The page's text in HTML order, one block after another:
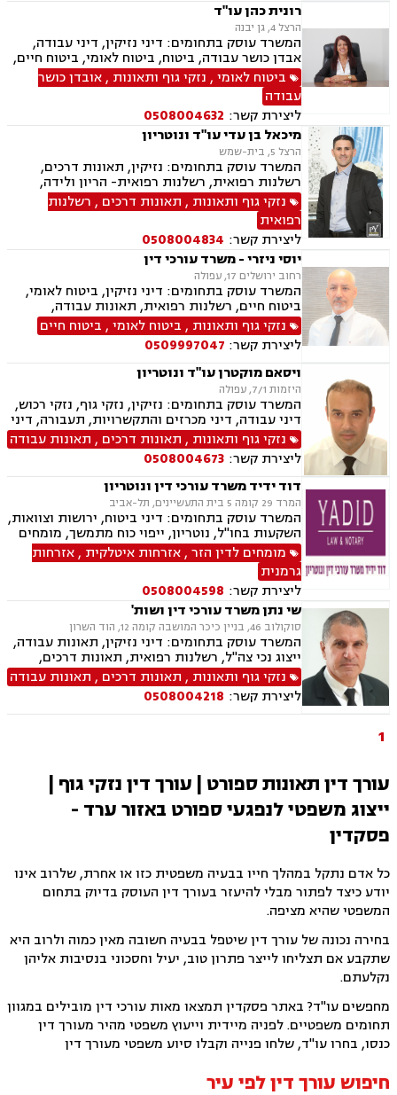
רונית כהן עו"ד
הרצל 4, גן יבנה
המשרד עוסק בתחומים: דיני נזיקין, דיני עבודה,
אבדן כושר עבודה, ביטוח, ביטוח לאומי, ביטוח חיים,
ביטוח סיעודי, נהיגה בשיכרות, תאונות ספורט,
תאונות דרכים, ירושות וצוואות, מגשרים, רשויות
מקומיות וזכויות רפואיות.
ביטוח לאומי, נזקי גוף ותאונות ,אובדן כושר
עבודה
ליצירת קשר: 0508004632
מיכאל בן עדי עו"ד ונוטריון
הרצל 5, בית-שמש
המשרד עוסק בתחומים: נזיקין, תאונות דרכים,
רשלנות רפואית, רשלנות רפואית- הריון ולידה,
תאונות עבודה, נזקי גוף, תאונות ספורט, אבדן כושר
עבודה , דיני ביטוח, דיני עבודה, דיני מקרקעין,
עסקאות מכר דירה, נוטריון.
נזקי גוף ותאונות , תאונות דרכים , רשלנות
רפואית
ליצירת קשר: 0508004834
יוסי ניזרי - משרד עורכי דין
רחוב ירושלים 17, עפולה
המשרד עוסק בתחומים: דיני נזיקין, ביטוח לאומי,
ביטוח חיים, רשלנות רפואית, תאונות עבודה,
תאונות דרכים, תאונות ספורט, נכי צה"ל, רשלנות
רפואית- הריון ולידה, דיני ביטוח, דיני עבודה,
פשיטת רגל, דיני חוזים ומסחר, סדר דין אזרחי
וראיות, דיני מקרקעין, מגשרים, אבדן כושר עבודה ,
אחריות מקצועית, ירושות וצוואות, לשון הרע, משפט
אזרחי, משרד הביטחון, נזקי גוף, תביעות גזזת.
נזקי גוף ותאונות , ביטוח לאומי, ביטוח חיים
ליצירת קשר: 0509997047
ויסאם מוקטרן עו"ד ונוטריון
היזמות 7/1, עפולה
המשרד עוסק בתחומים: נזיקין, נזקי גוף, נזקי רכוש,
דיני עבודה, דיני מכרזים והתקשרויות, תעבורה, דיני
חוזים, דיני ביטוח, דיני מקרקעין, רשלנות רפואית,
תאונות ספורט, סדר דין אזרחי וראיות, חוקתי
ומנהלי, גישור ובוררויות, ביטוח לאומי, תאונות
דרכים, תאונות עבודה, משרד הביטחון, נכי צה"ל,
לשון הרע, צווי מניעה, ירושות וצוואות, נוטריון,
רשלנות רפואית- הריון ולידה
נזקי גוף ותאונות , תאונות דרכים , תאונות עבודה
ליצירת קשר: 0508004673
דוד ידיד משרד עורכי דין ונוטריון
המרד 29 קומה 5 בית התעשיינים, תל-אביב
המשרד עוסק בתחומים: דיני ביטוח, ירושות וצוואות,
השקעות בחו"ל, נוטריון, ייפוי כוח מתמשך, מומחים
לדין הזר, זכויות ניצולי שואה, אזרחות פורטוגלית,
אזרחות ספרדית, תביעות גזזת, ביטוח סיעודי,
נזיקין, נזקי גוף ורכוש, תאונות עבודה, תאונות
דרכים, תאונות תלמידים, תאונות ספורט
מומחים לדין הזר,אזרחות איטלקית ,אזרחות
גרמנית
ליצירת קשר: 0508004598
שי נתן משרד עורכי דין ושות'
סוקולוב 46, בניין כיכר המושבה קומה 12, הוד השרון
המשרד עוסק בתחומים: דיני נזיקין, תאונות עבודה,
ייצוג נכי צה"ל, רשלנות רפואית, תאונות דרכים,
משרד הביטחון, לשון הרע, ירושות וצוואות, ייפוי כוח
מתמשך
נזקי גוף ותאונות , תאונות דרכים , תאונות עבודה
ליצירת קשר: 0508004218
1
עורך דין תאונות ספורט | עורך דין נזקי גוף |
ייצוג משפטי לנפגעי ספורט באזור ערד -
פסקדין
כל אדם נתקל במהלך חייו בבעיה משפטית כזו או אחרת, שלרוב אינו
יודע כיצד לפתור מבלי להיעזר בעורך דין העוסק בדיוק בתחום
המשפטי שהיא מציפה.
בחירה נכונה של עורך דין שיטפל בבעיה חשובה מאין כמוה ולרוב היא
שתקבע אם תצליחו לייצר פתרון טוב, יעיל וחסכוני בנסיבות אליהן
נקלעתם.
מחפשים עו"ד? באתר פסקדין תמצאו מאות עורכי דין מובילים במגוון
תחומים משפטיים. לפניה מיידית וייעוץ משפטי מהיר מעורך דין
כנסו, בחרו עו"ד, שלחו פנייה וקבלו סיוע משפטי מעורך דין
חיפוש עורך דין לפי עיר